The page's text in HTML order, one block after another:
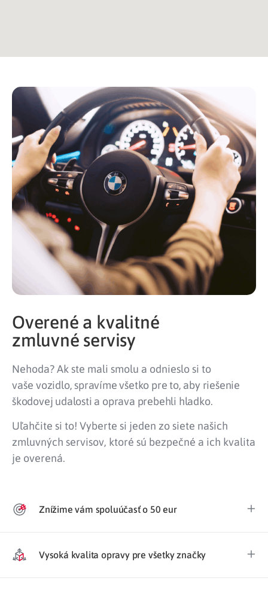
Overené a kvalitné
zmluvné servisy
Nehoda? Ak ste mali smolu a odnieslo si to
vaše vozidlo, spravíme všetko pre to, aby riešenie
škodovej udalosti a oprava prebehli hladko.
Uľahčite si to! Vyberte si jeden zo siete našich
zmluvných servisov, ktoré sú bezpečné a ich kvalita
je overená.
Znížime vám spoluúčasť o 50 eur
Vysoká kvalita opravy pre všetky značky